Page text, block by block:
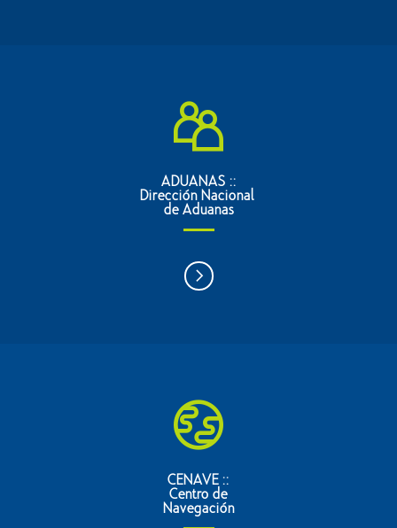
ADUANAS ::
Dirección Nacional
de Aduanas
CENAVE ::
Centro de
Navegación